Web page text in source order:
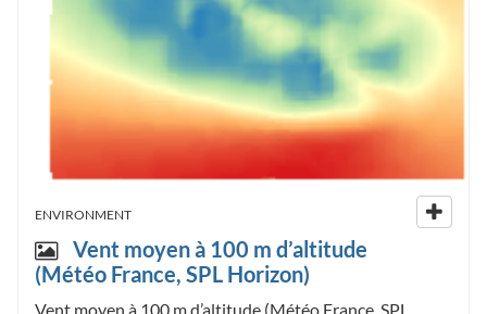
ENVIRONMENT
Vent moyen à 100 m d’altitude
(Météo France, SPL Horizon)
Vent moyen à 100 m d’altitude (Météo France, SPL